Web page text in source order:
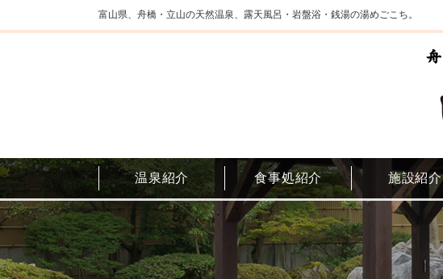
富山県、舟橋・立山の天然温泉、露天風呂・岩盤浴・銭湯の湯めごこち。
温泉紹介 食事処紹介 施設紹介